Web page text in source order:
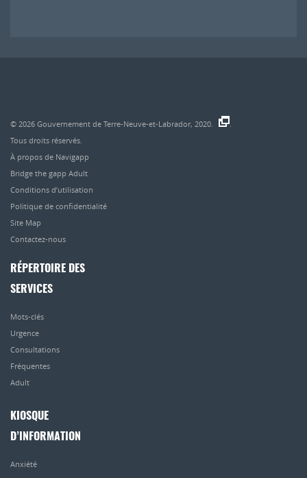
© 2026 Gouvernement de Terre-Neuve-et-Labrador, 2020.
Tous droits réservés.
À propos de Navigapp
Bridge the gapp Adult
Conditions d’utilisation
Politique de confidentialité
Site Map
Contactez-nous
RÉPERTOIRE DES
SERVICES
Mots-clés
Urgence
Consultations
Fréquentes
Adult
KIOSQUE
D’INFORMATION
Anxiété